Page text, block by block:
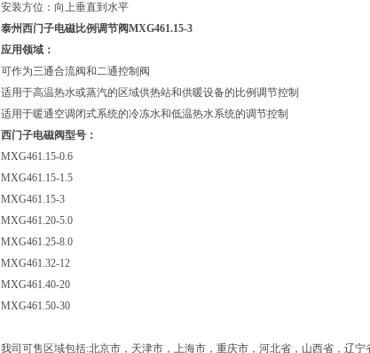
安装方位：向上垂直到水平
泰州西门子电磁比例调节阀MXG461.15-3
应用领域：
可作为三通合流阀和二通控制阀
适用于高温热水或蒸汽的区域供热站和供暖设备的比例调节控制
适用于暖通空调闭式系统的冷冻水和低温热水系统的调节控制
西门子电磁阀型号：
MXG461.15-0.6
MXG461.15-1.5
MXG461.15-3
MXG461.20-5.0
MXG461.25-8.0
MXG461.32-12
MXG461.40-20
MXG461.50-30
我司可售区域包括:北京市，天津市，上海市，重庆市，河北省，山西省，辽